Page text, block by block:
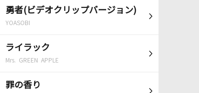
勇者(ビデオクリップバージョン)
YOASOBI
ライラック
Mrs. GREEN APPLE
罪の香り